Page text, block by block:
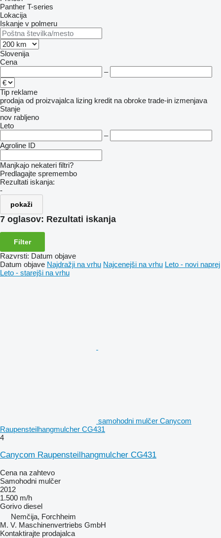
Panther T-series
Lokacija
Iskanje v polmeru
Slovenija
Cena
–
Tip reklame
prodaja od proizvajalca lizing kredit na obroke trade-in izmenjava
Stanje
nov rabljeno
Leto
–
Agroline ID
Manjkajo nekateri filtri?
Predlagajte spremembo
Rezultati iskanja:
-
pokaži
7 oglasov: Rezultati iskanja
Filter
Razvrsti: Datum objave
Datum objave Najdražji na vrhu Najcenejši na vrhu Leto - novi naprej
Leto - starejši na vrhu
samohodni mulčer Canycom
Raupensteilhangmulcher CG431
4
Canycom Raupensteilhangmulcher CG431
Cena na zahtevo
Samohodni mulčer
2012
1.500 m/h
Gorivo diesel
Nemčija, Forchheim
M. V. Maschinenvertriebs GmbH
Kontaktirajte prodajalca